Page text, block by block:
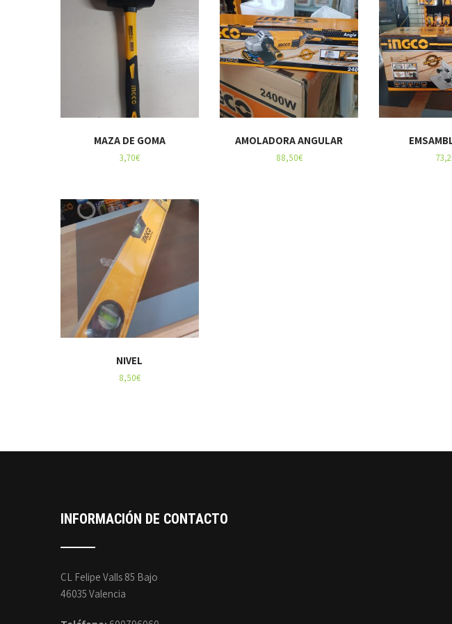
MAZA DE GOMA
3,70€
AMOLADORA ANGULAR
88,50€
NIVEL
8,50€
INFORMACIÓN DE CONTACTO
CL Felipe Valls 85 Bajo
46035 Valencia